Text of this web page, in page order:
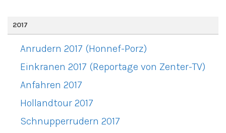
2017
Anrudern 2017 (Honnef-Porz)
Einkranen 2017 (Reportage von Zenter-TV)
Anfahren 2017
Hollandtour 2017
Schnupperrudern 2017